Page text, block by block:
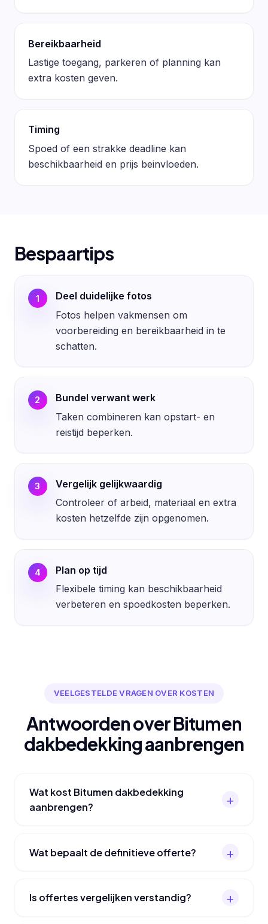
Bereikbaarheid
Lastige toegang, parkeren of planning kan
extra kosten geven.
Timing
Spoed of een strakke deadline kan
beschikbaarheid en prijs beinvloeden.
Bespaartips
1
Deel duidelijke fotos
Fotos helpen vakmensen om
voorbereiding en bereikbaarheid in te
schatten.
2
Bundel verwant werk
Taken combineren kan opstart- en
reistijd beperken.
3
Vergelijk gelijkwaardig
Controleer of arbeid, materiaal en extra
kosten hetzelfde zijn opgenomen.
4
Plan op tijd
Flexibele timing kan beschikbaarheid
verbeteren en spoedkosten beperken.
VEELGESTELDE VRAGEN OVER KOSTEN
Antwoorden over Bitumen
dakbedekking aanbrengen
Wat kost Bitumen dakbedekking
aanbrengen?
Wat bepaalt de definitieve offerte?
Is offertes vergelijken verstandig?